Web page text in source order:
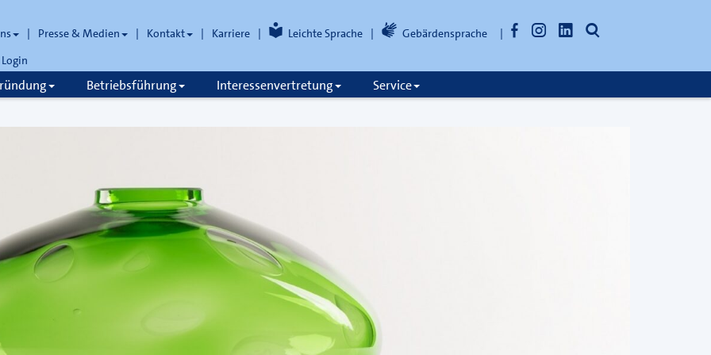
Presse & Medien Kontakt Karriere Leichte Sprache Gebärdensprache FacebookInstagramLinkedInSuche
Login
Betriebsführung Interessenvertretung Service